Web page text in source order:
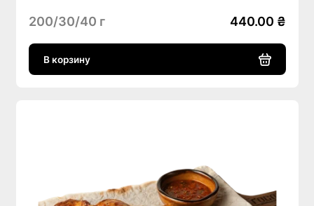
200/30/40 г 440.00 ₴
В корзину